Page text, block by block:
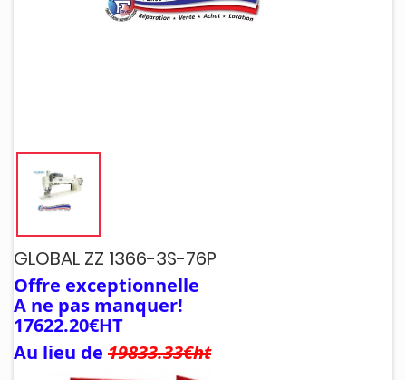
GLOBAL ZZ 1366-3S-76P
Offre exceptionnelle
A ne pas manquer!
17622.20€HT
Au lieu de 19833.33€ht